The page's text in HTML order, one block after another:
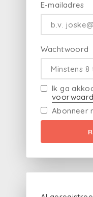
E-mailadres
Wachtwoord
Ik ga
Abonneer